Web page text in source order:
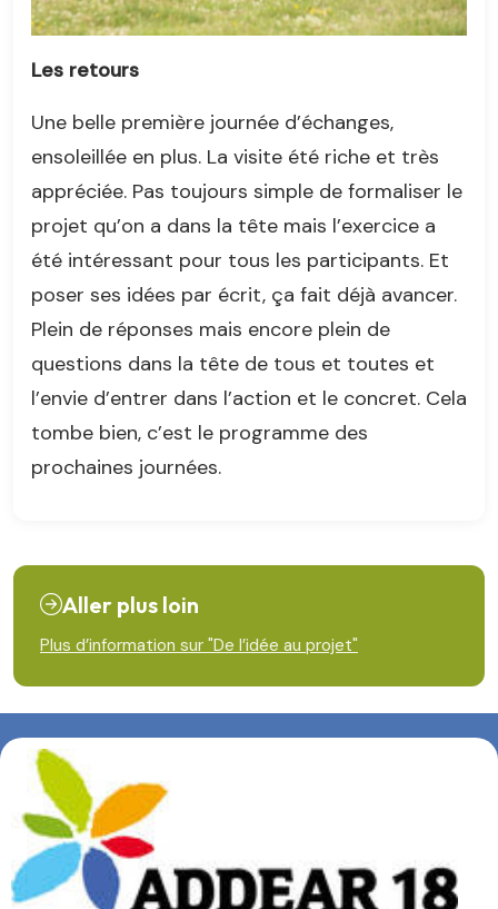
Les retours
Une belle première journée d’échanges,
ensoleillée en plus. La visite été riche et très
appréciée. Pas toujours simple de formaliser le
projet qu’on a dans la tête mais l’exercice a
été intéressant pour tous les participants. Et
poser ses idées par écrit, ça fait déjà avancer.
Plein de réponses mais encore plein de
questions dans la tête de tous et toutes et
l’envie d’entrer dans l’action et le concret. Cela
tombe bien, c’est le programme des
prochaines journées.
Aller plus loin
Plus d’information sur "De l’idée au projet"